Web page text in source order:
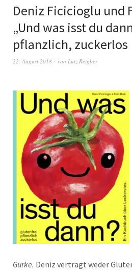
Deniz Ficicioglu und
„Und was isst du
pflanzlich, zuckerlos
22. August 2018 von Lutz Reigber
Gurke. Deniz verträgt weder